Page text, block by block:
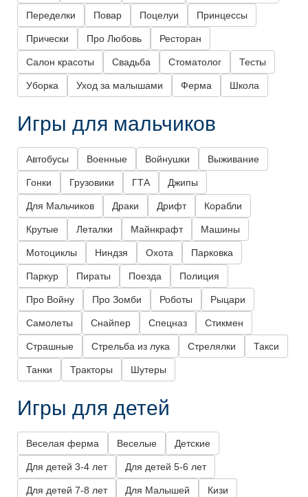
Переделки Повар Поцелуи Принцессы
Прически Про Любовь Ресторан
Салон красоты Свадьба Стоматолог Тесты
Уборка Уход за малышами Ферма Школа
Игры для мальчиков
Автобусы Военные Войнушки Выживание
Гонки Грузовики ГТА Джипы
Для Мальчиков Драки Дрифт Корабли
Крутые Леталки Майнкрафт Машины
Мотоциклы Ниндзя Охота Парковка
Паркур Пираты Поезда Полиция
Про Войну Про Зомби Роботы Рыцари
Самолеты Снайпер Спецназ Стикмен
Страшные Стрельба из лука Стрелялки Такси
Танки Тракторы Шутеры
Игры для детей
Веселая ферма Веселые Детские
Для детей 3-4 лет Для детей 5-6 лет
Для детей 7-8 лет Для Малышей Кизи